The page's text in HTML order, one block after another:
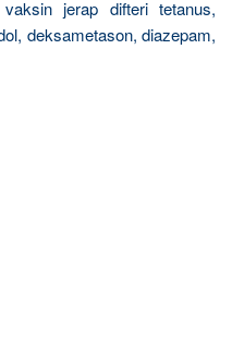
jerap difteri tetanus,
deksametason, diazepam,